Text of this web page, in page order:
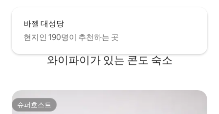
바젤 대성당
현지인 190명이 추천하는 곳
와이파이가 있는 콘도 숙소
슈퍼호스트
슈퍼호스트